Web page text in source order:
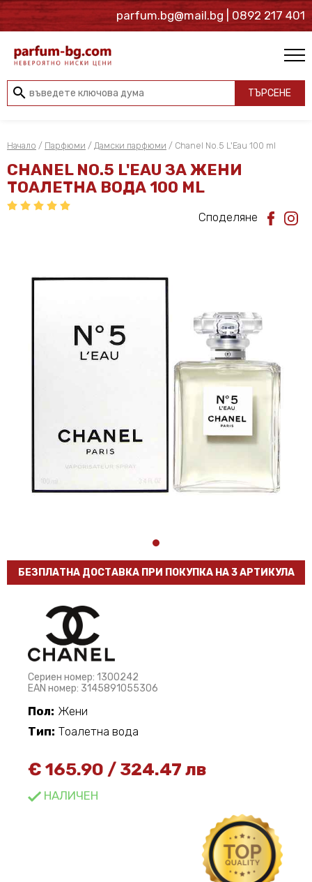
parfum.bg@mail.bg | 0892 217 401
search ТЪРСЕНЕ
Начало / Парфюми / Дамски парфюми / Chanel No.5 L'Eau 100 ml
CHANEL NO.5 L'EAU ЗА ЖЕНИ
ТОАЛЕТНА ВОДА 100 ML
Споделяне
БЕЗПЛАТНА ДОСТАВКА ПРИ ПОКУПКА НА 3 АРТИКУЛА
Сериен номер: 1300242
EAN номер: 3145891055306
Пол: Жени
Тип: Тоалетна вода
€ 165.90 / 324.47 лв
НАЛИЧЕН